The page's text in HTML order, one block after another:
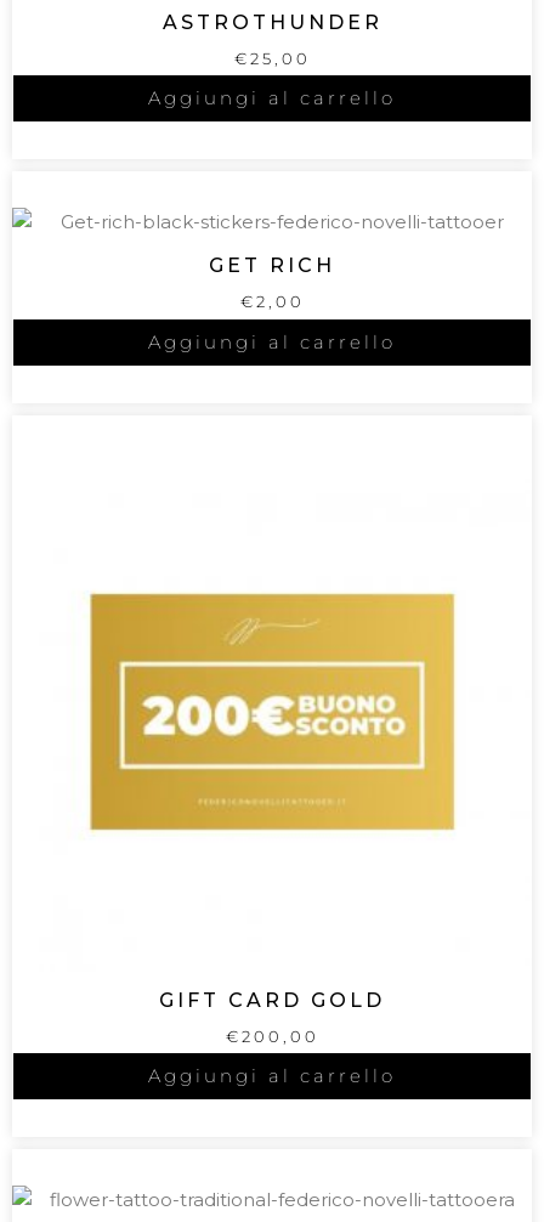
ASTROTHUNDER
€25,00
Aggiungi al carrello
GET RICH
€2,00
Aggiungi al carrello
GIFT CARD GOLD
€200,00
Aggiungi al carrello